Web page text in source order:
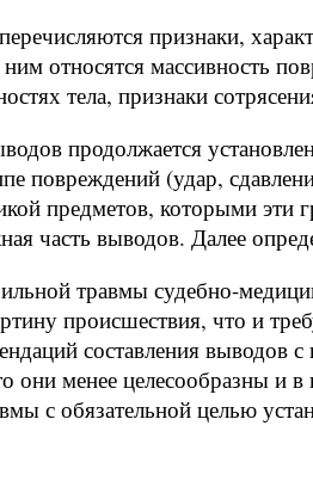
признаки,
относятся массивность
тела, признаки
продолжается
повреждений (удар,
предметов, которыми эти
часть выводов. Далее
травмы судебно-
происшествия, что и
составления выводов
они менее целесообразны и в
с обязательной целью